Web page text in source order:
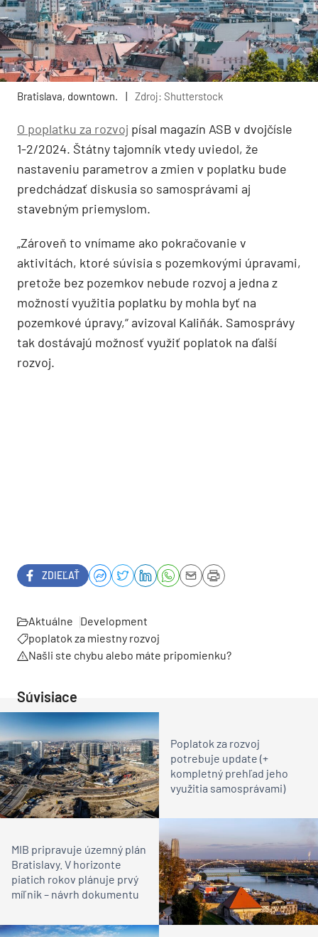
Bratislava, downtown. | Zdroj: Shutterstock
O poplatku za rozvoj písal magazín ASB v dvojčísle
1-2/2024. Štátny tajomník vtedy uviedol, že
nastaveniu parametrov a zmien v poplatku bude
predchádzať diskusia so samosprávami aj
stavebným priemyslom.
„Zároveň to vnímame ako pokračovanie v
aktivitách, ktoré súvisia s pozemkovými úpravami,
pretože bez pozemkov nebude rozvoj a jedna z
možností využitia poplatku by mohla byť na
pozemkové úpravy,“ avizoval Kaliňák. Samosprávy
tak dostávajú možnosť využiť poplatok na ďalší
rozvoj.
ZDIEĽAŤ
Aktuálne
Development
poplatok za miestny rozvoj
Našli ste chybu alebo máte pripomienku?
Súvisiace
Poplatok za rozvoj
potrebuje update (+
kompletný prehľad jeho
využitia samosprávami)
MIB pripravuje územný plán
Bratislavy. V horizonte
piatich rokov plánuje prvý
míľnik – návrh dokumentu